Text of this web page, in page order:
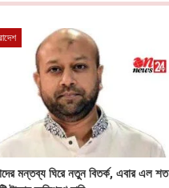
মন্তব্য ঘিরে নতুন বিতর্ক, এবার এল শত